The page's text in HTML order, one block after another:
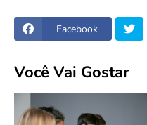
Facebook
Você Vai Gostar